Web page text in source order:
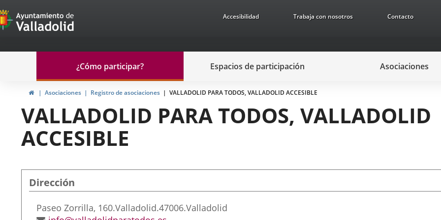
Portal
de
Participación
Accesibilidad Trabaja con nosotros Contacto
navegación
Participación
¿Cómo participar? Espacios de participación Asociaciones
InicioAsociaciones Registro de asociaciones VALLADOLID PARA TODOS, VALLADOLID ACCESIBLE
VALLADOLID PARA TODOS, VALLADOLID
ACCESIBLE
Dirección
Dirección
Paseo Zorrilla, 160.Valladolid.47006.Valladolid